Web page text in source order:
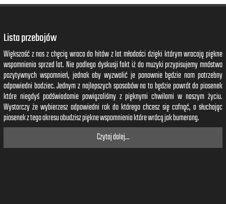
Lista przebojów
Większość z nas z chęcią wraca do hitów z lat młodości dzięki którym wracają piękne
wspomnienia sprzed lat. Nie podlega dyskusji fakt iż do muzyki przypisujemy mnóstwo
pozytywnych wspomnień, jednak aby wyzwolić je ponownie będzie nam potrzebny
odpowiedni bodziec. Jednym z najlepszych sposobów na to będzie powrót do piosenek
które niegdyś podświadomie powiązaliśmy z pięknymi chwilami w naszym życiu.
Wystarczy że wybierzesz odpowiedni rok do którego chcesz się cofnąć, a słuchając
piosenek z tego okresu obudzisz piękne wspomnienia które wrócą jak bumerang.
Czytaj dalej...